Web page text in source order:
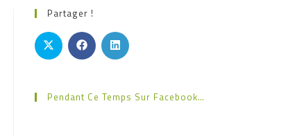
Partager !
Pendant Ce Temps Sur Facebook…